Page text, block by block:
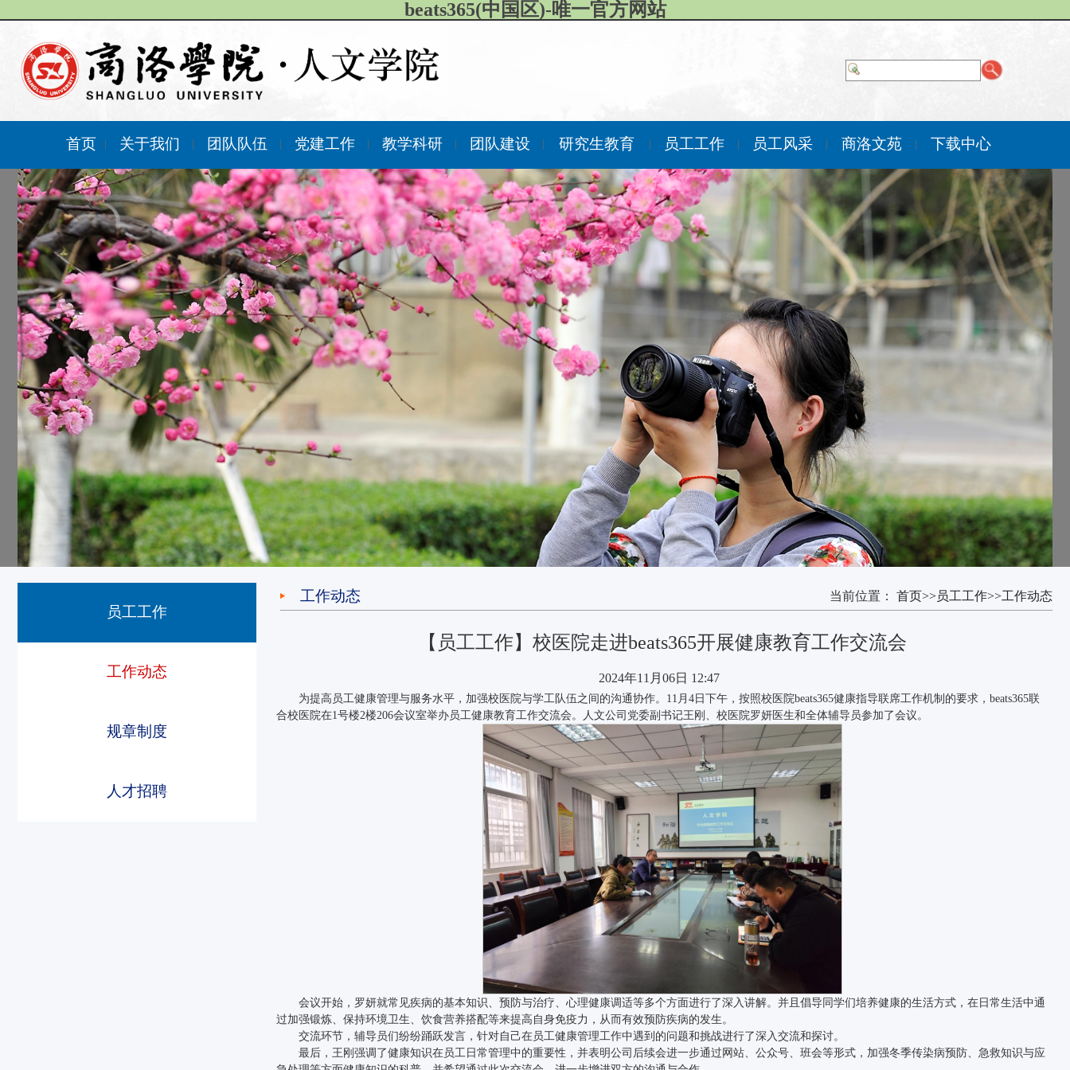
beats365(中国区)-唯一官方网站
首页 | 关于我们 | 团队队伍 | 党建工作 | 教学科研 | 团队建设 | 研究生教育 | 员工工作 | 员工风采 | 商洛文苑 | 下载中心
员工工作
工作动态
规章制度
人才招聘
工作动态 当前位置： 首页>>员工工作>>工作动态
【员工工作】校医院走进beats365开展健康教育工作交流会
2024年11月06日 12:47
为提高员工健康管理与服务水平，加强校医院与学工队伍之间的沟通协作。11月4日下午，按照校医院beats365健康指导联席工作机制的要求，beats365联
合校医院在1号楼2楼206会议室举办员工健康教育工作交流会。人文公司党委副书记王刚、校医院罗妍医生和全体辅导员参加了会议。
会议开始，罗妍就常见疾病的基本知识、预防与治疗、心理健康调适等多个方面进行了深入讲解。并且倡导同学们培养健康的生活方式，在日常生活中通
过加强锻炼、保持环境卫生、饮食营养搭配等来提高自身免疫力，从而有效预防疾病的发生。
交流环节，辅导员们纷纷踊跃发言，针对自己在员工健康管理工作中遇到的问题和挑战进行了深入交流和探讨。
最后，王刚强调了健康知识在员工日常管理中的重要性，并表明公司后续会进一步通过网站、公众号、班会等形式，加强冬季传染病预防、急救知识与应